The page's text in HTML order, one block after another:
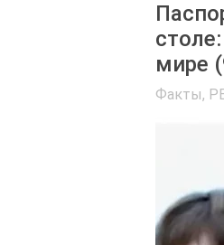
мире
Факты,